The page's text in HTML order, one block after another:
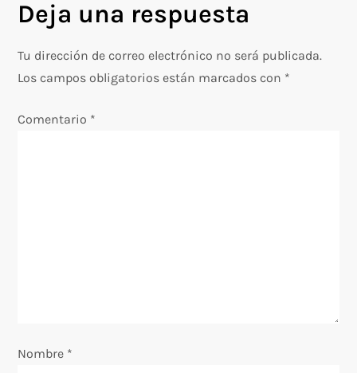
g
a
c
i
n
Deja una respuesta
Tu dirección de correo electrónico no será publicada.
Los campos obligatorios están marcados con *
Comentario *
Nombre *